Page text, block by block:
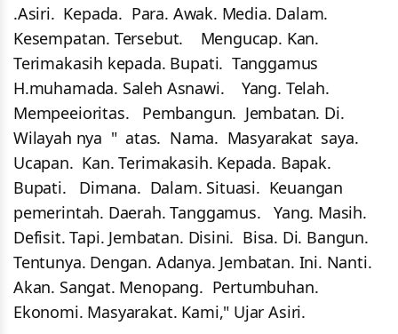
.Asiri. Kepada. Para. Awak. Media. Dalam.
Kesempatan. Tersebut. Mengucap. Kan.
Terimakasih kepada. Bupati. Tanggamus
H.muhamada. Saleh Asnawi. Yang. Telah.
Mempeeioritas. Pembangun. Jembatan. Di.
Wilayah nya " atas. Nama. Masyarakat saya.
Ucapan. Kan. Terimakasih. Kepada. Bapak.
Bupati. Dimana. Dalam. Situasi. Keuangan
pemerintah. Daerah. Tanggamus. Yang. Masih.
Defisit. Tapi. Jembatan. Disini. Bisa. Di. Bangun.
Tentunya. Dengan. Adanya. Jembatan. Ini. Nanti.
Akan. Sangat. Menopang. Pertumbuhan.
Ekonomi. Masyarakat. Kami," Ujar Asiri.